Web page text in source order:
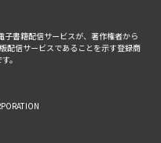
子書籍配信サービスが、著作権者から
配信サービスであることを示す登録商
。